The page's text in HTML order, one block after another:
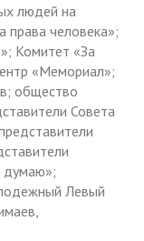
людей на
права человека»;
Комитет «За
«Мемориал»;
общество
Совета
думаю»;
Левый